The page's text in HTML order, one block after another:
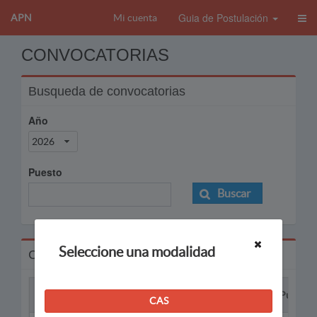
APN Mi cuenta Guia de Postulación
CONVOCATORIAS
Busqueda de convocatorias
Año
2026
Puesto
Buscar
Convocatorias
Puesto
Seleccione una modalidad
CAS